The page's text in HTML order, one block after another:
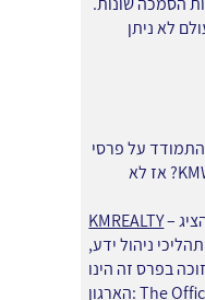
לא ניתן
על פרסי
ניהול ידע בתחרות של KMWORLD? אז לא
KMREALTY– פרס זה יועד לארגון שהציג
ניהול ידע,
בפרס זה הינו
הארגון: The Office of Special Projects,